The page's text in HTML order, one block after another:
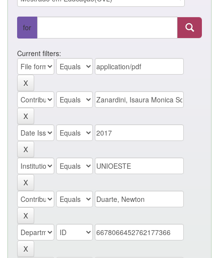
for
Current filters: